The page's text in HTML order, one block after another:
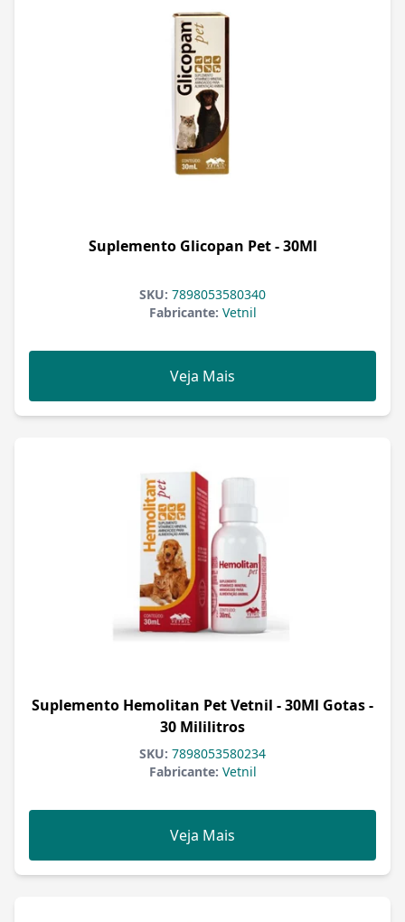
Suplemento Glicopan Pet - 30Ml
SKU: 7898053580340
Fabricante: Vetnil
Veja Mais
Suplemento Hemolitan Pet Vetnil - 30Ml Gotas -
30 Mililitros
SKU: 7898053580234
Fabricante: Vetnil
Veja Mais